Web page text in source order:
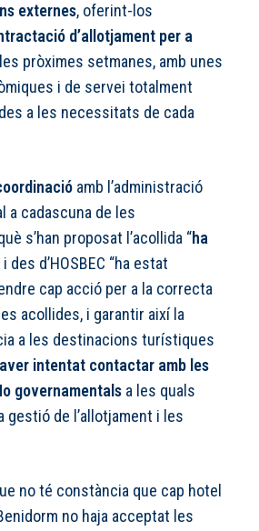
externes, oferint-los
d’allotjament per a
pròximes setmanes, amb unes
i de servei totalment
a les necessitats de cada
amb l’administració
a cadascuna de les
s’han proposat l’acollida “ha
i des d’HOSBEC “ha estat
cap acció per a la correcta
acollides, i garantir així la
a les destinacions turístiques
intentat contactar amb les
governamentals a les quals
gestió de l’allotjament i les
no té constància que cap hotel
no haja acceptat les